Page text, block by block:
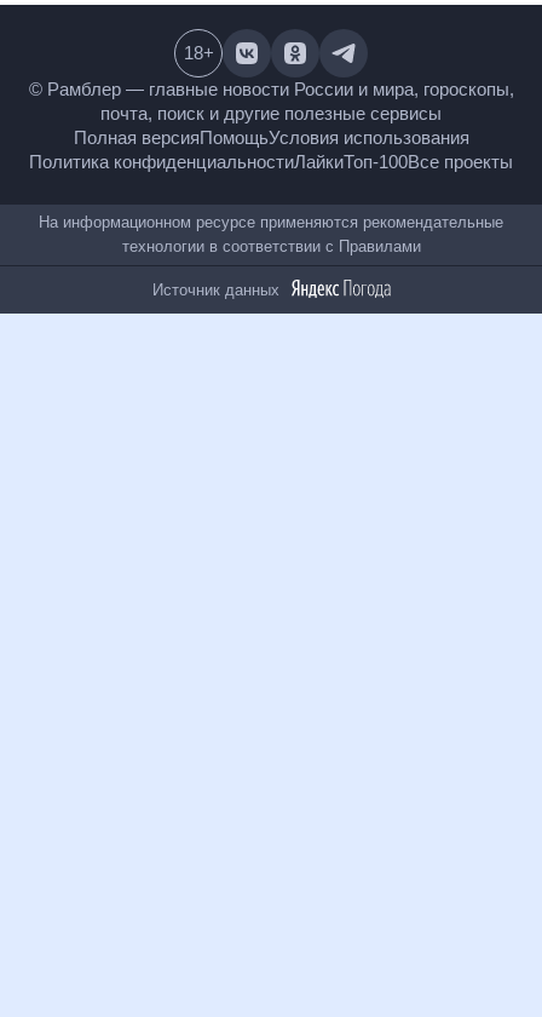
© Рамблер — главные новости России и мира,
гороскопы, почта, поиск и другие полезные сервисы
Полная версияПомощьУсловия использования
Политика конфиденциальностиЛайкиТоп-100
18+
На информационном ресурсе применяются
рекомендательные технологии в соответствии сПравилами
Источник данных